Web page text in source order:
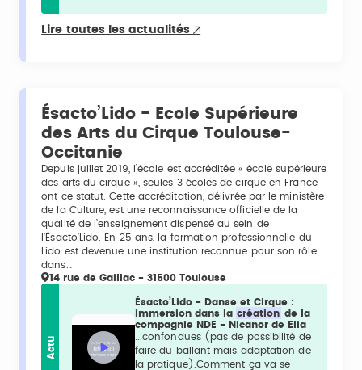
Lire toutes les actualités
Ésacto’Lido - Ecole Supérieure
des Arts du Cirque Toulouse-
Occitanie
Depuis juillet 2019, l’école est accréditée « école supérieure
des arts du cirque », seules 3 écoles de cirque en France
ont ce statut. Cette accréditation, délivrée par le ministère
de la Culture, est une reconnaissance officielle de la
qualité de l’enseignement dispensé au sein de
l’Ésacto’Lido. En 25 ans, la formation professionnelle du
Lido est devenue une institution reconnue pour son rôle
dans…
14 rue de Gaillac - 31500 Toulouse
Actu
Ésacto’Lido - Danse et Cirque :
immersion dans la création de la
compagnie NDE - Nicanor de Elia
...confondues (pas de possibilité de
faire du ballant mais adaptation de
la pratique).Comment ça va se